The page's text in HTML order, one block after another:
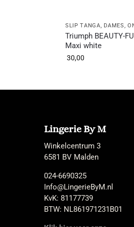
SLIP TANGA, DAMES,
Triumph BEAUTY-
Maxi white
30,00
Lingerie By M
Winkelcentrum 3
6581 BV Malden
024-6690325
Info@LingerieByM.nl
KvK: 81177739
BTW: NL861971231B01